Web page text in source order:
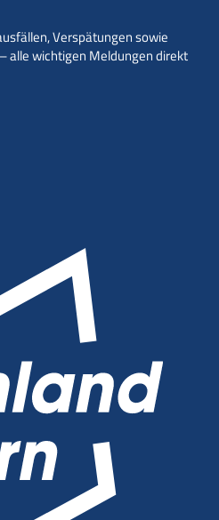
Verspätungen sowie
alle wichtigen Meldungen direkt